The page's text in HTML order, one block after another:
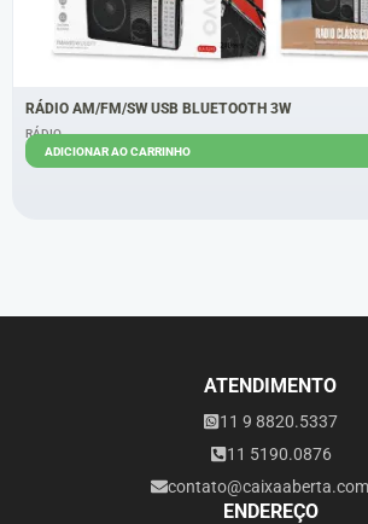
RÁDIO AM/FM/SW USB BLUETOOTH 3W
RÁDIO
ADICIONAR AO CARRINHO
ATENDIMENTO
11 9 8820.5337
11 5190.0876
ENDEREÇO